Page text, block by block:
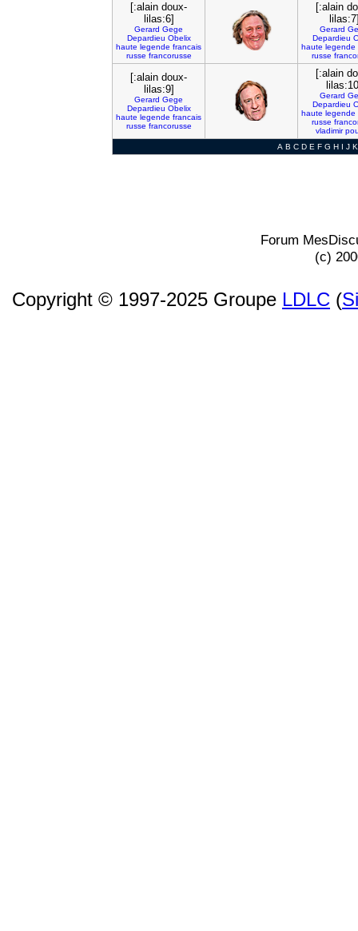
[:alain doux-
lilas:6]
Gerard Gege
Depardieu Obelix
haute legende francais
russe francorusse
[:alain
Gerard
Depardieu
haute legende
russe
[:alain doux-
lilas:9]
Gerard Gege
Depardieu Obelix
haute legende francais
russe francorusse
[:alain
Gerard
Depardieu
haute legende
russe
vladimir
A B C D E F G H I J K
Forum
(c)
Copyright © 1997-2025 Groupe LDLC (